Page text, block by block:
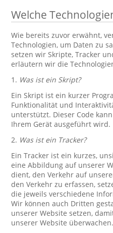
Welche
Wie bereits zuvor erwähnt,
Technologien, um Daten zu
setzen wir Skripte, Tracker
erläutern wir die
1. Was ist ein Skript?
Ein Skript ist ein kurzer
Funktionalität und
unterstützt. Dieser Code
Ihrem Gerät ausgeführt wird.
2. Was ist ein Tracker?
Ein Tracker ist ein kurzes,
eine Abbildung auf unserer
dient, den Verkehr auf
den Verkehr zu erfassen,
die jeweils verschiedene
Wir können auch Dritten
unserer Website setzen,
unserer Website überwachen.